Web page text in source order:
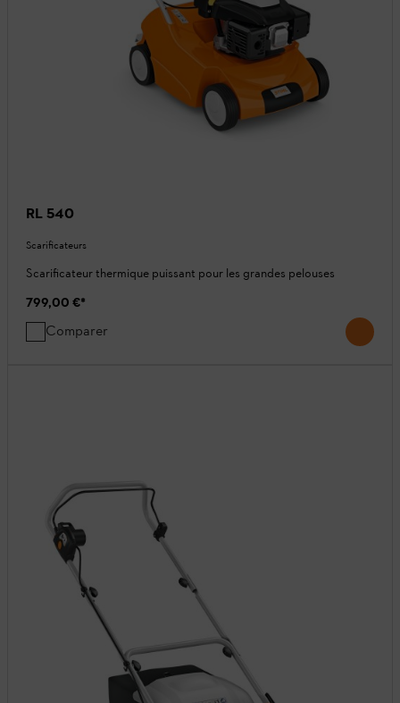
RL 540
Scarificateurs
Scarificateur thermique puissant pour les grandes pelouses
799,00 €*
Comparer